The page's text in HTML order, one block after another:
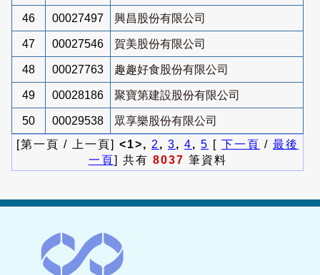
46 00027497 興昌股份有限公司
47 00027546 賀美股份有限公司
48 00027763 趣趣好食股份有限公司
49 00028186 聚寶第建設股份有限公司
50 00029538
眾享樂股份有限公司
[第一頁 / 上一頁] <1>, 2 , 3, 4, 5 [ 下一頁 / 最後
一頁] 共有 8037 筆資料